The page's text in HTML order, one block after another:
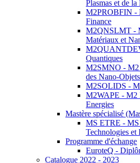
Plasmas et de la
M2PROBFIN -
Finance
M2QNSLMT -
Matériaux et
Quantiques
M2SMNO - M2
des Nano-Objets
M2SOLIDS -
M2WAPE - M2
Energies
Mastère spécialisé
MS ETRE - MS
Technologies et
Programme d'échange
EuroteQ -
Catalogue 2022 - 2023